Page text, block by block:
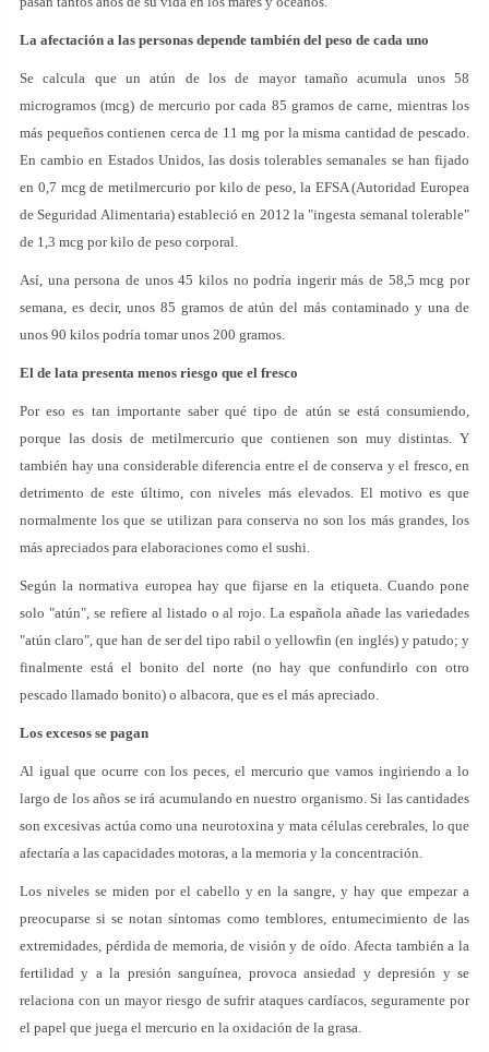
La afectación a las personas depende también del peso de cada uno
Se calcula que un atún de los de mayor tamaño acumula unos 58
microgramos (mcg) de mercurio por cada 85 gramos de carne, mientras los
más pequeños contienen cerca de 11 mg por la misma cantidad de pescado.
En cambio en Estados Unidos, las dosis tolerables semanales se han fijado
en 0,7 mcg de metilmercurio por kilo de peso, la EFSA (Autoridad Europea
de Seguridad Alimentaria) estableció en 2012 la "ingesta semanal tolerable"
de 1,3 mcg por kilo de peso corporal.
Así, una persona de unos 45 kilos no podría ingerir más de 58,5 mcg por
semana, es decir, unos 85 gramos de atún del más contaminado y una de
unos 90 kilos podría tomar unos 200 gramos.
El de lata presenta menos riesgo que el fresco
Por eso es tan importante saber qué tipo de atún se está consumiendo,
porque las dosis de metilmercurio que contienen son muy distintas. Y
también hay una considerable diferencia entre el de conserva y el fresco, en
detrimento de este último, con niveles más elevados. El motivo es que
normalmente los que se utilizan para conserva no son los más grandes, los
más apreciados para elaboraciones como el sushi.
Según la normativa europea hay que fijarse en la etiqueta. Cuando pone
solo "atún", se refiere al listado o al rojo. La española añade las variedades
"atún claro", que han de ser del tipo rabil o yellowfin (en inglés) y patudo; y
finalmente está el bonito del norte (no hay que confundirlo con otro
pescado llamado bonito) o albacora, que es el más apreciado.
Los excesos se pagan
Al igual que ocurre con los peces, el mercurio que vamos ingiriendo a lo
largo de los años se irá acumulando en nuestro organismo. Si las cantidades
son excesivas actúa como una neurotoxina y mata células cerebrales, lo que
afectaría a las capacidades motoras, a la memoria y la concentración.
Los niveles se miden por el cabello y en la sangre, y hay que empezar a
preocuparse si se notan síntomas como temblores, entumecimiento de las
extremidades, pérdida de memoria, de visión y de oído. Afecta también a la
fertilidad y a la presión sanguínea, provoca ansiedad y depresión y se
relaciona con un mayor riesgo de sufrir ataques cardíacos, seguramente por
el papel que juega el mercurio en la oxidación de la grasa.